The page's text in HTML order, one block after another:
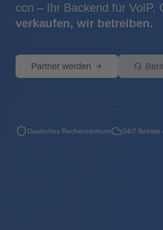
ccn – Ihr Backend für VoIP,
verkaufen, wir betreiben.
Partner werden
Deutsches Rechenzentrum 24/7 Betrieb